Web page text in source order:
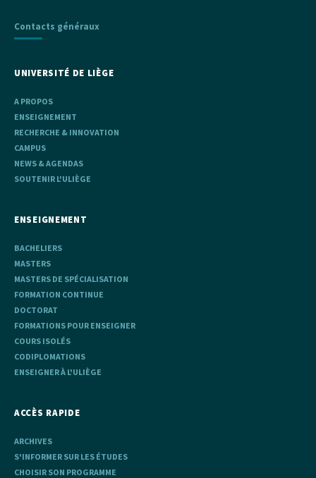
Contacts généraux
UNIVERSITÉ DE LIÈGE
A PROPOS
ENSEIGNEMENT
RECHERCHE & INNOVATION
CAMPUS
NEWS & AGENDAS
SOUTENIR L'ULIÈGE
ENSEIGNEMENT
BACHELIERS
MASTERS
MASTERS DE SPÉCIALISATION
FORMATION CONTINUE
DOCTORAT
FORMATIONS POUR ENSEIGNER
COURS ISOLÉS
CODIPLOMATIONS
ENSEIGNER À L'ULIÈGE
ACCÈS RAPIDE
ARCHIVES
S'INFORMER SUR LES ÉTUDES
CHOISIR SON PROGRAMME